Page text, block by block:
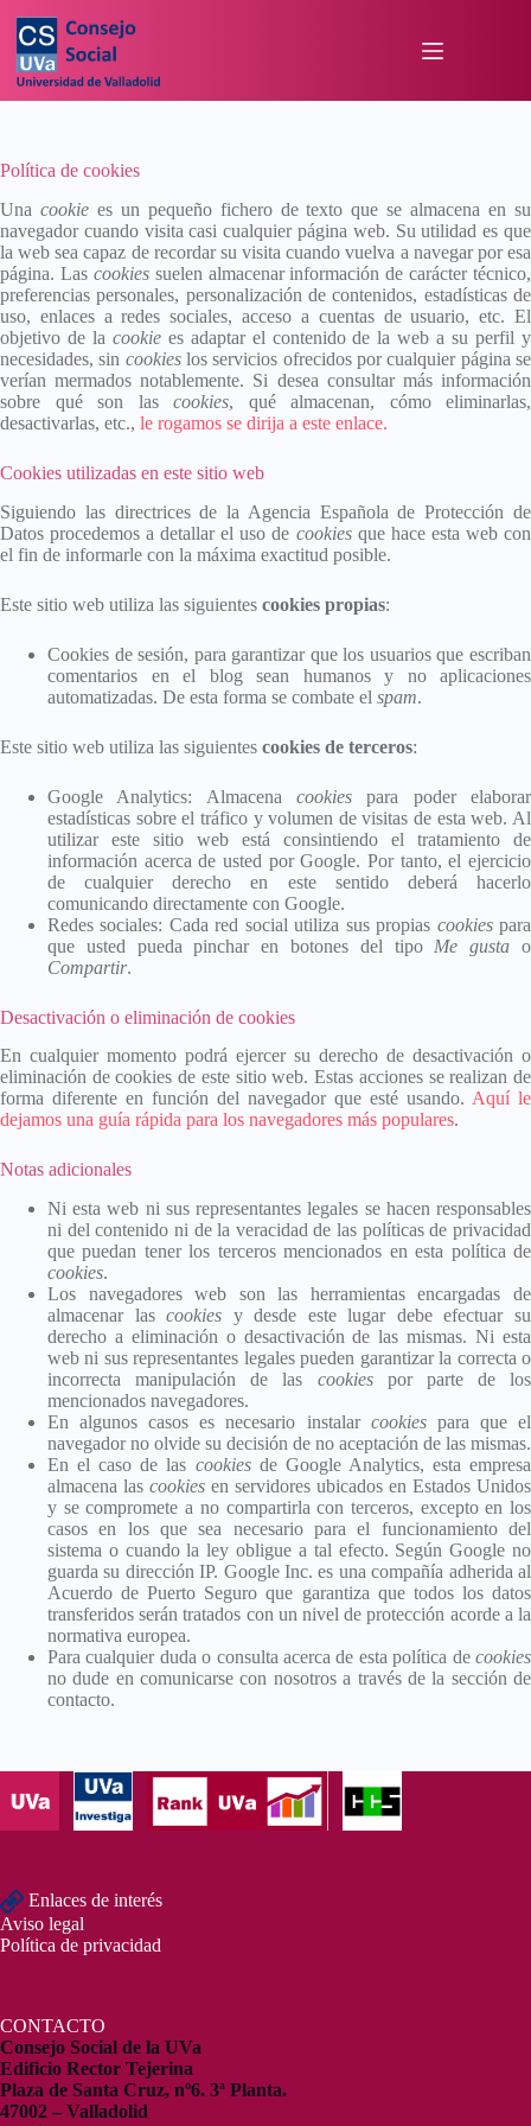
Política de cookies
Una cookiees un pequeño fichero de texto que se almacena en su
navegador cuando visita casi cualquier página web. Su utilidad es que
la web sea capaz de recordar su visita cuando vuelva a navegar por esa
página. Las cookiessuelen almacenar información de carácter técnico,
preferencias personales, personalización de contenidos, estadísticas de
uso, enlaces a redes sociales, acceso a cuentas de usuario, etc. El
objetivo de la cookiees adaptar el contenido de la web a su perfil y
necesidades, sin cookieslos servicios ofrecidos por cualquier página se
verían mermados notablemente. Si desea consultar más información
sobre qué son las cookies, qué almacenan, cómo eliminarlas,
desactivarlas, etc., le rogamos se dirija a este enlace.
Cookies utilizadas en este sitio web
Siguiendo las directrices de la Agencia Española de Protección de
Datos procedemos a detallar el uso de cookiesque hace esta web con
el fin de informarle con la máxima exactitud posible.
Este sitio web utiliza las siguientes cookies propias:
Cookies de sesión, para garantizar que los usuarios que escriban
comentarios en el blog sean humanos y no aplicaciones
automatizadas. De esta forma se combate el spam.
Este sitio web utiliza las siguientes cookies de terceros:
Google Analytics: Almacena cookies para poder elaborar
estadísticas sobre el tráfico y volumen de visitas de esta web. Al
utilizar este sitio web está consintiendo el tratamiento de
información acerca de usted por Google. Por tanto, el ejercicio
de cualquier derecho en este sentido deberá hacerlo
comunicando directamente con Google.
Redes sociales: Cada red social utiliza sus propias cookiespara
que usted pueda pinchar en botones del tipo Me gusta o
Compartir.
Desactivación o eliminación de cookies
En cualquier momento podrá ejercer su derecho de desactivación o
eliminación de cookies de este sitio web. Estas acciones se realizan de
forma diferente en función del navegador que esté usando. Aquí le
dejamos una guía rápida para los navegadores más populares.
Notas adicionales
Ni esta web ni sus representantes legales se hacen responsables
ni del contenido ni de la veracidad de las políticas de privacidad
que puedan tener los terceros mencionados en esta política de
cookies.
Los navegadores web son las herramientas encargadas de
almacenar lascookies y desde este lugar debe efectuar su
derecho a eliminación o desactivación de las mismas. Ni esta
web ni sus representantes legales pueden garantizar la correcta o
incorrecta manipulación de las cookiespor parte de los
mencionados navegadores.
En algunos casos es necesario instalar cookiespara que el
navegador no olvide su decisión de no aceptación de las mismas.
En el caso de las cookiesde Google Analytics, esta empresa
almacena las cookies en servidores ubicados en Estados Unidos
y se compromete a no compartirla con terceros, excepto en los
casos en los que sea necesario para el funcionamiento del
sistema o cuando la ley obligue a tal efecto. Según Google no
guarda su dirección IP. Google Inc. es una compañía adherida al
Acuerdo de Puerto Seguro que garantiza que todos los datos
transferidos serán tratados con un nivel de protección acorde a la
normativa europea.
Para cualquier duda o consulta acerca de esta política de cookies
no dude en comunicarse con nosotros a través de la sección de
contacto.
Enlaces de interés
Aviso legal
Política de privacidad
CONTACTO
Consejo Social de la UVa
Edificio Rector Tejerina
Plaza de Santa Cruz, nº6. 3ª Planta.
47002 – Valladolid